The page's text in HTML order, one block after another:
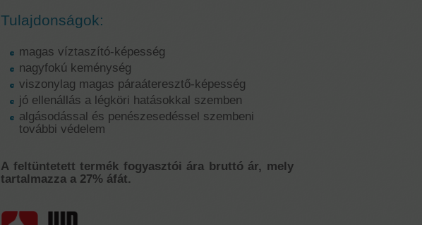
Tulajdonságok:
magas víztaszító-képesség
nagyfokú keménység
viszonylag magas páraáteresztő-képesség
jó ellenállás a légköri hatásokkal szemben
algásodással és penészesedéssel szembeni
további védelem
A feltüntetett termék fogyasztói ára bruttó ár, mely
tartalmazza a 27% áfát.